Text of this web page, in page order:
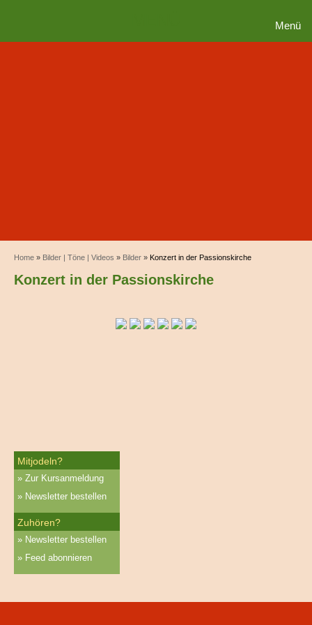
Mitjodeln?
Zur Kursanmeldung
Newsletter bestellen
Zuhören?
Newsletter bestellen
Feed abonnieren
Home » Bilder | Töne | Videos » Bilder » Konzert in der Passionskirche
Konzert in der Passionskirche
Menü